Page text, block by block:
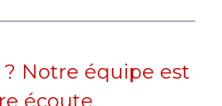
Notre équipe est
écoute.